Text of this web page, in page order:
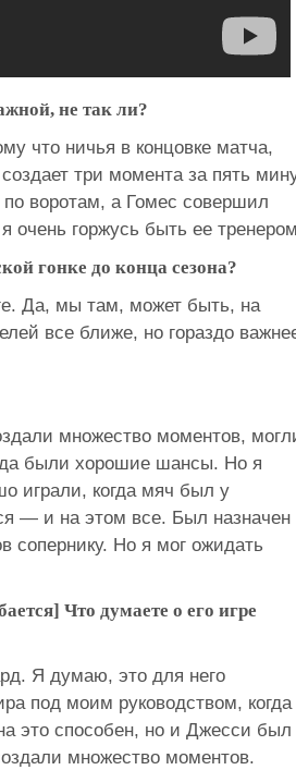
не так ли?
что ничья в концовке матча,
три момента за пять
воротам, а Гомес совершил
очень горжусь быть ее
гонке до конца сезона?
Да, мы там, может быть, на
все ближе, но гораздо
множество моментов,
были хорошие шансы. Но я
играли, когда мяч был у
— и на этом все. Был назначен
сопернику. Но я мог ожидать
Что думаете о его игре
Я думаю, это для него
под моим руководством, когда
это способен, но и Джесси был
множество моментов.